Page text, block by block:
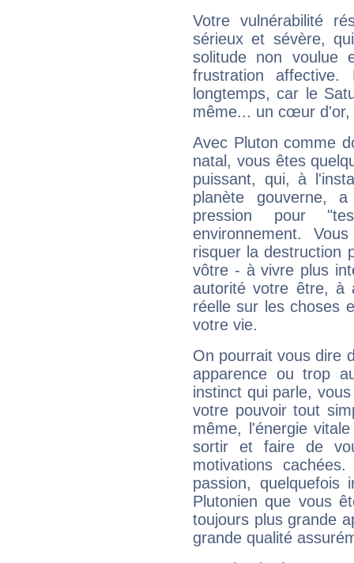
Votre vulnérabilité
sérieux et sévère,
solitude non voulue
frustration
longtemps, car le
même... un cœur d'or,
Avec Pluton comme
natal, vous êtes
puissant, qui, à
planète gouverne,
pression pour
environnement.
risquer la destruction
vôtre - à vivre plus
autorité votre être, à
réelle sur les choses
votre vie.
On pourrait vous dire
apparence ou trop
instinct qui parle,
votre pouvoir tout
même, l'énergie
sortir et faire de
motivations
passion, quelquefois
Plutonien que vous
toujours plus grande
grande qualité